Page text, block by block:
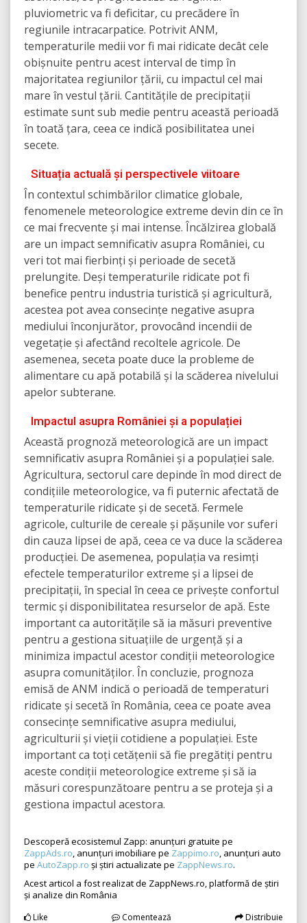
pluviometric va fi deficitar, cu precădere în
regiunile intracarpatice. Potrivit ANM,
temperaturile medii vor fi mai ridicate decât cele
obișnuite pentru acest interval de timp în
majoritatea regiunilor țării, cu impactul cel mai
mare în vestul țării. Cantitățile de precipitații
estimate sunt sub medie pentru această perioadă
în toată țara, ceea ce indică posibilitatea unei
secete.
Situația actuală și perspectivele viitoare
În contextul schimbărilor climatice globale,
fenomenele meteorologice extreme devin din ce în
ce mai frecvente și mai intense. Încălzirea globală
are un impact semnificativ asupra României, cu
veri tot mai fierbinți și perioade de secetă
prelungite. Deși temperaturile ridicate pot fi
benefice pentru industria turistică și agricultură,
acestea pot avea consecințe negative asupra
mediului înconjurător, provocând incendii de
vegetație și afectând recoltele agricole. De
asemenea, seceta poate duce la probleme de
alimentare cu apă potabilă și la scăderea nivelului
apelor subterane.
Impactul asupra României și a populației
Această prognoză meteorologică are un impact
semnificativ asupra României și a populației sale.
Agricultura, sectorul care depinde în mod direct de
condițiile meteorologice, va fi puternic afectată de
temperaturile ridicate și de secetă. Fermele
agricole, culturile de cereale și pășunile vor suferi
din cauza lipsei de apă, ceea ce va duce la scăderea
producției. De asemenea, populația va resimți
efectele temperaturilor extreme și a lipsei de
precipitații, în special în ceea ce privește confortul
termic și disponibilitatea resurselor de apă. Este
important ca autoritățile să ia măsuri preventive
pentru a gestiona situațiile de urgență și a
minimiza impactul acestor condiții meteorologice
asupra comunităților. În concluzie, prognoza
emisă de ANM indică o perioadă de temperaturi
ridicate și secetă în România, ceea ce poate avea
consecințe semnificative asupra mediului,
agriculturii și vieții cotidiene a populației. Este
important ca toți cetățenii să fie pregătiți pentru
aceste condiții meteorologice extreme și să ia
măsuri corespunzătoare pentru a se proteja și a
gestiona impactul acestora.
Descoperă ecosistemul Zapp: anunțuri gratuite pe
ZappAds.ro, anunțuri imobiliare pe Zappimo.ro, anunțuri auto
pe AutoZapp.ro și știri actualizate pe ZappNews.ro.
Acest articol a fost realizat de ZappNews.ro, platformă de știri
și analize din România
Like Comentează Distribuie